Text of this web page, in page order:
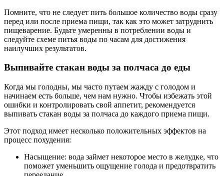
Помните, что не следует пить большое количество воды сразу
перед или после приема пищи, так как это может затруднить
пищеварение. Будьте умеренны в потреблении воды и
следуйте схеме питья воды по часам для достижения
наилучших результатов.
Выпивайте стакан воды за полчаса до еды
Когда мы голодны, мы часто путаем жажду с голодом и
начинаем есть больше, чем нам нужно. Чтобы избежать этой
ошибки и контролировать свой аппетит, рекомендуется
выпивать стакан воды за полчаса до каждого приема пищи.
Этот подход имеет несколько положительных эффектов на
процесс похудения:
Насыщение: вода займет некоторое место в желудке, что
поможет уменьшить ощущение голода и предотвратить